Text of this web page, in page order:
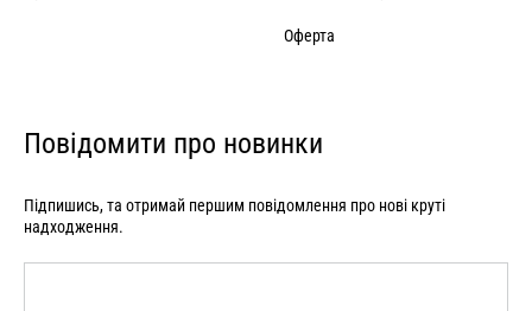
Оферта
Повідомити про новинки
Підпишись, та отримай першим повідомлення про нові круті
надходження.